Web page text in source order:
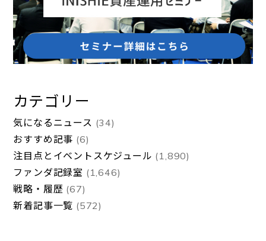
カテゴリー
気になるニュース (34)
おすすめ記事 (6)
注目点とイベントスケジュール (1,890)
ファンダ記録室 (1,646)
戦略・履歴 (67)
新着記事一覧 (572)